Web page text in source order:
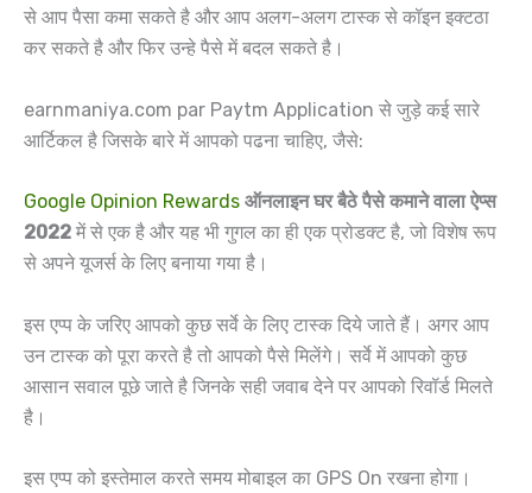
से आप पैसा कमा सकते है और आप अलग-अलग टास्क से कॉइन इक्टठा
कर सकते है और फिर उन्हे पैसे में बदल सकते है।
earnmaniya.com par Paytm Application से जुड़े कई सारे
आर्टिकल है जिसके बारे में आपको पढना चाहिए, जैसे:
Google Opinion Rewards ऑनलाइन घर बैठे पैसे कमाने वाला ऐप्स
2022 में से एक है और यह भी गुगल का ही एक प्रोडक्ट है, जो विशेष रूप
से अपने यूजर्स के लिए बनाया गया है।
इस एप्प के जरिए आपको कुछ सर्वे के लिए टास्क दिये जाते हैं। अगर आप
उन टास्क को पूरा करते है तो आपको पैसे मिलेंगे। सर्वे में आपको कुछ
आसान सवाल पूछे जाते है जिनके सही जवाब देने पर आपको रिवॉर्ड मिलते
है।
इस एप्प को इस्तेमाल करते समय मोबाइल का GPS On रखना होगा।